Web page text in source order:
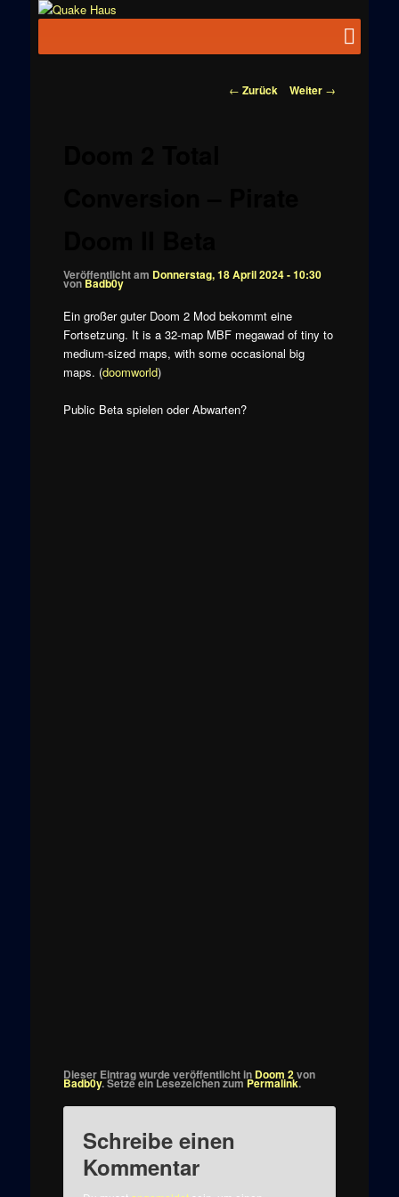
News zu
Beitragsnavigation
← Zurück Weiter →
Veröffentlicht am Donnerstag, 18 April 2024 - 10:30
vonBadb0y
Ein großer guter Doom 2 Mod bekommt eine
Fortsetzung. It is a 32-map MBF megawad of tiny to
medium-sized maps, with some occasional big
maps. (doomworld)
Public Beta spielen oder Abwarten?
Dieser Eintrag wurde veröffentlicht in Doom 2von
Badb0y. Setze ein Lesezeichen zumPermalink.
Schreibe einen
Kommentar